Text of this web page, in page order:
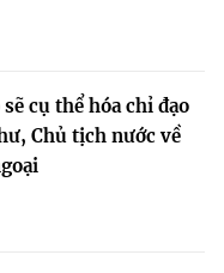
cụ thể hóa chỉ đạo
Chủ tịch nước về